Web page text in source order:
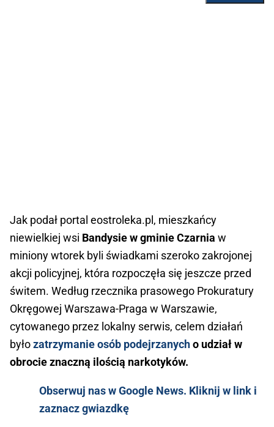
Jak podał portal eostroleka.pl, mieszkańcy
niewielkiej wsi Bandysie w gminie Czarnia w
miniony wtorek byli świadkami szeroko zakrojonej
akcji policyjnej, która rozpoczęła się jeszcze przed
świtem. Według rzecznika prasowego Prokuratury
Okręgowej Warszawa-Praga w Warszawie,
cytowanego przez lokalny serwis, celem działań
byłozatrzymanie osób podejrzanycho udział w
obrocie znaczną ilością narkotyków.
Obserwuj nas w Google News. Kliknij w link i
zaznacz gwiazdkę